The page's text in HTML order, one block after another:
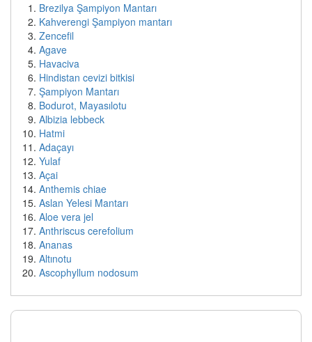
Brezilya Şampiyon Mantarı
Kahverengi Şampiyon mantarı
Zencefil
Agave
Havaciva
Hindistan cevizi bitkisi
Şampiyon Mantarı
Bodurot, Mayasılotu
Albizia lebbeck
Hatmi
Adaçayı
Yulaf
Açai
Anthemis chiae
Aslan Yelesi Mantarı
Aloe vera jel
Anthriscus cerefolium
Ananas
Altınotu
Ascophyllum nodosum